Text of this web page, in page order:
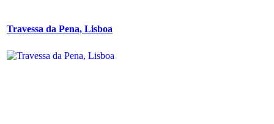
Travessa da Pena, Lisboa